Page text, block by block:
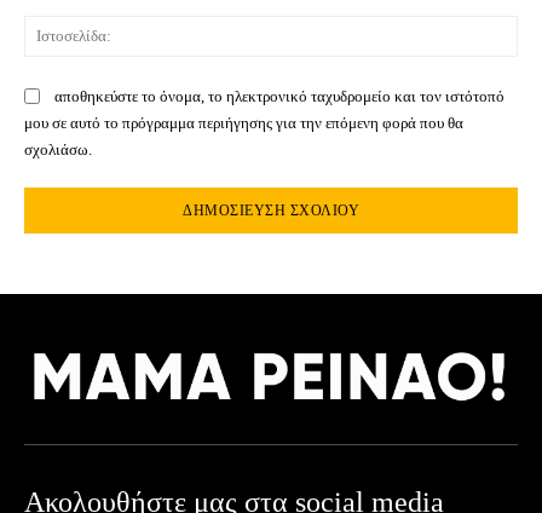
αποθηκεύστε το όνομα, το ηλεκτρονικό ταχυδρομείο και τον ιστότοπό
μου σε αυτό το πρόγραμμα περιήγησης για την επόμενη φορά που θα
σχολιάσω.
Ακολουθήστε μας στα social media